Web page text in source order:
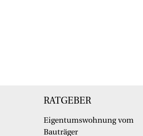
RATGEBER
Eigentumswohnung vom
Bauträger